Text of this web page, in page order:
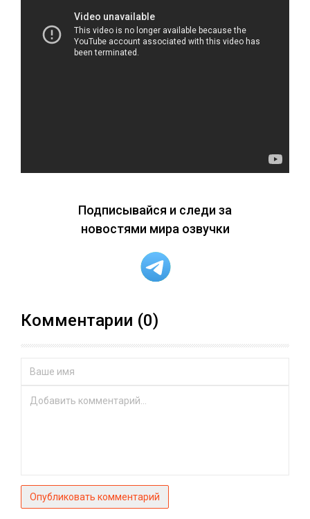
Подписывайся и следи за
новостями мира озвучки
Комментарии (0)
Опубликовать комментарий